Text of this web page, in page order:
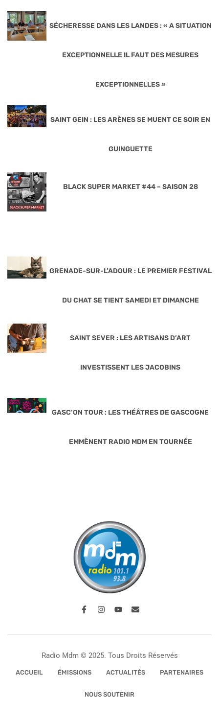
SÉCHERESSE DANS LES LANDES : « A SITUATION
EXCEPTIONNELLE IL FAUT DES MESURES
EXCEPTIONNELLES »
SAINT GEIN : LES ARÈNES SE MUENT CE SOIR EN
GUINGUETTE
BLACK SUPER MARKET #44 – SAISON 28
GRENADE-SUR-L’ADOUR : LE PREMIER FESTIVAL
DU CHAT SE TIENT SAMEDI ET DIMANCHE
SAINT SEVER : LES ARTISANS D’ART
INVESTISSENT LES JACOBINS
GASC’ON TOUR : LES THÉÂTRES DE GASCOGNE
EMMÈNENT RADIO MDM EN TOURNÉE
Radio Mdm © 2025. Tous Droits Réservés
ACCUEIL ÉMISSIONS ACTUALITÉS PARTENAIRES
NOUS SOUTENIR